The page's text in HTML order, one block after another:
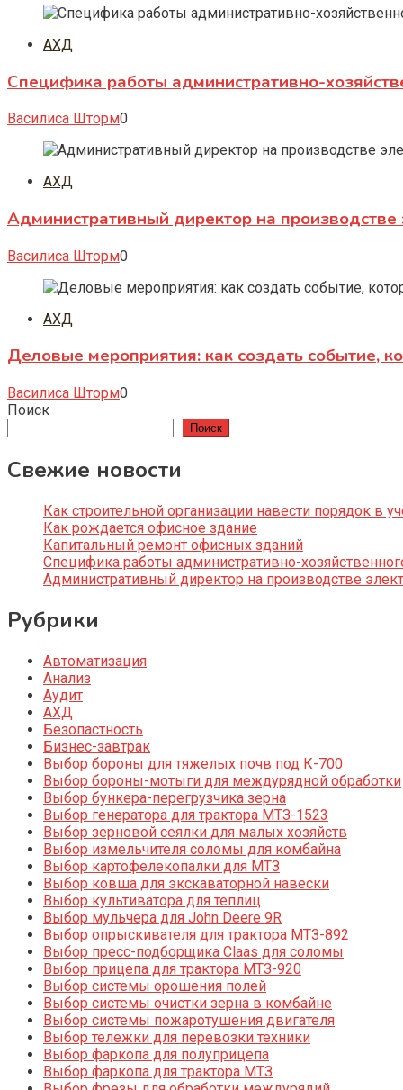
АХД
Специфика работы административно-
Василиса Шторм0
АХД
Административный директор на производстве
Василиса Шторм0
АХД
Деловые мероприятия: как создать событие,
Василиса Шторм0
Поиск
Поиск
Свежие новости
Как строительной организации навести порядок в
Как рождается офисное здание
Капитальный ремонт офисных зданий
Специфика работы административно-
Административный директор на производстве
Рубрики
Автоматизация
Анализ
Аудит
АХД
Безопастность
Бизнес-завтрак
Выбор бороны для тяжелых почв под К-700
Выбор бороны-мотыги для междурядной обработки
Выбор бункера-перегрузчика зерна
Выбор генератора для трактора МТЗ-1523
Выбор зерновой сеялки для малых хозяйств
Выбор измельчителя соломы для комбайна
Выбор картофелекопалки для МТЗ
Выбор ковша для экскаваторной навески
Выбор культиватора для теплиц
Выбор мульчера для John Deere 9R
Выбор опрыскивателя для трактора МТЗ-892
Выбор пресс-подборщика Claas для соломы
Выбор прицепа для трактора МТЗ-920
Выбор системы орошения полей
Выбор системы очистки зерна в комбайне
Выбор системы пожаротушения двигателя
Выбор тележки для перевозки техники
Выбор фаркопа для полуприцепа
Выбор фаркопа для трактора МТЗ